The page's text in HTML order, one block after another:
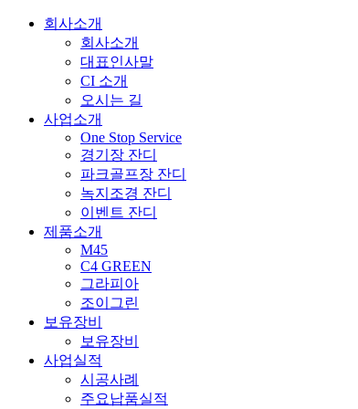
회사소개
회사소개
대표인사말
CI 소개
오시는 길
사업소개
One Stop Service
경기장 잔디
파크골프장 잔디
녹지조경 잔디
이벤트 잔디
제품소개
M45
C4 GREEN
그라피아
조이그린
보유장비
보유장비
사업실적
시공사례
주요납품실적